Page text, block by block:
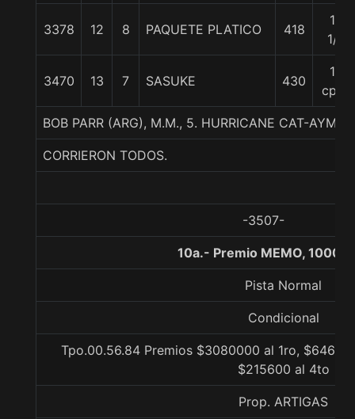
3378 12 8 PAQUETE PLATICO 418
10
1/4
3470 13 7 SASUKE 430
19
cpos
BOB PARR (ARG), M.M., 5. HURRICANE CAT-
CORRIERON TODOS.
-3507-
10a.- Premio MEMO, 1000
Pista Normal
Condicional
Tpo.00.56.84 Premios $3080000 al 1ro,
$215600 al 4to
Prop. ARTIGAS